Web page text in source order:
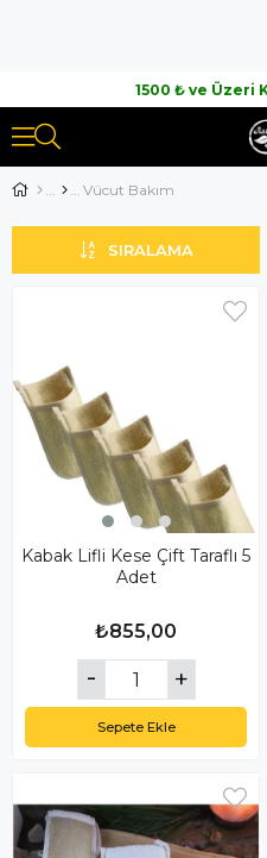
1500 ₺ ve Üzeri
Vücut Bakım
SIRALAMA
Kabak Lifli Kese Çift Taraflı 5
Adet
₺855,00
Sepete Ekle